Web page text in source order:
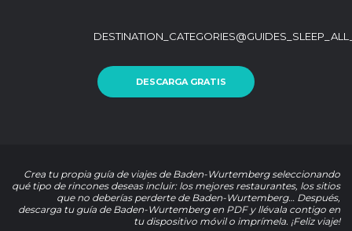
DESCARGA GRATIS
Crea tu propia guía de viajes de Baden-Wurtemberg seleccionando
qué tipo de rincones deseas incluir: los mejores restaurantes, los sitios
que no deberías perderte de Baden-Wurtemberg… Después,
descarga tu guía de Baden-Wurtemberg en PDF y llévala contigo en
tu dispositivo móvil o imprímela. ¡Feliz viaje!